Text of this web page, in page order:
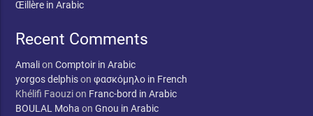
Œillère in Arabic
Recent Comments
AmalionComptoir in Arabic
yorgos delphisonφασκόμηλο in French
Khélifi Faouzion Franc-bord in Arabic
BOULAL Moha onGnou in Arabic